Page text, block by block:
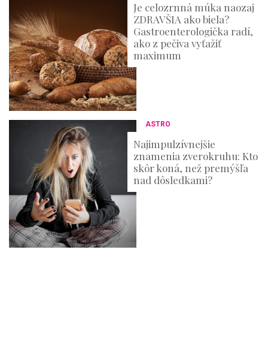
Je celozrnná múka naozaj
ZDRAVŠIA ako biela?
Gastroenterologička radí,
ako z pečiva vyťažiť
maximum
ASTRO
Najimpulzívnejšie
znamenia zverokruhu: Kto
skôr koná, než premýšľa
nad dôsledkami?